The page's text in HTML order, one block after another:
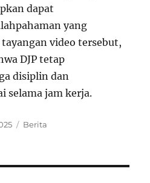
dapat
yang
video tersebut,
DJP tetap
disiplin dan
selama jam kerja.
C
Berita